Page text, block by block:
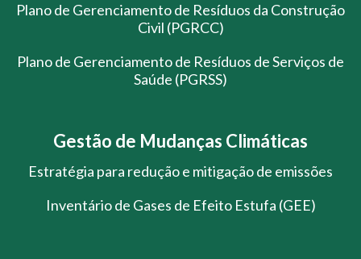
Plano de Gerenciamento de Resíduos da Construção
Civil (PGRCC)
Plano de Gerenciamento de Resíduos de Serviços de
Saúde (PGRSS)
Gestão de Mudanças Climáticas
Estratégia para redução e mitigação de emissões
Inventário de Gases de Efeito Estufa (GEE)